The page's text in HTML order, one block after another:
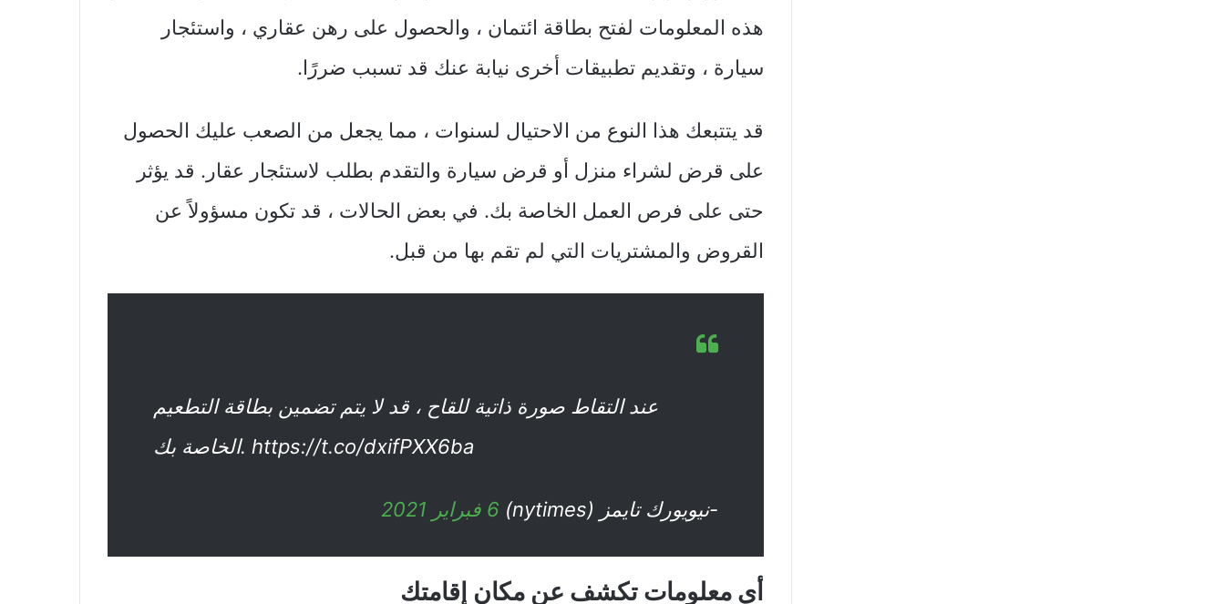
هذه المعلومات لفتح بطاقة ائتمان ، والحصول على رهن عقاري ، واستئجار
سيارة ، وتقديم تطبيقات أخرى نيابة عنك قد تسبب ضررًا.
قد يتتبعك هذا النوع من الاحتيال لسنوات ، مما يجعل من الصعب عليك الحصول
على قرض لشراء منزل أو قرض سيارة والتقدم بطلب لاستئجار عقار. قد يؤثر
حتى على فرص العمل الخاصة بك. في بعض الحالات ، قد تكون مسؤولاً عن
القروض والمشتريات التي لم تقم بها من قبل.
عند التقاط صورة ذاتية للقاح ، قد لا يتم تضمين بطاقة التطعيم
الخاصة بك. https://t.co/dxifPXX6ba
-نيويورك تايمز (nytimes) 6 فبراير 2021
أي معلومات تكشف عن مكان إقامتك